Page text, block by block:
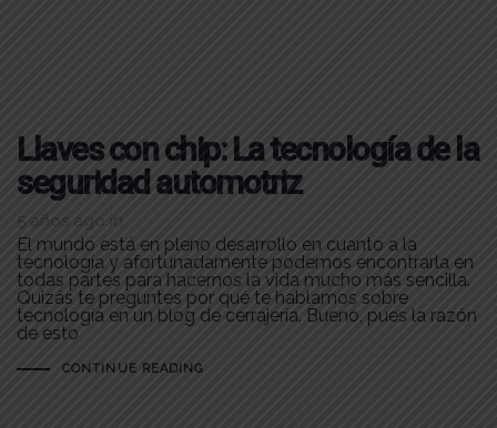
Llaves con chip: La tecnología de la
seguridad automotriz
5 años ago in
El mundo está en pleno desarrollo en cuanto a la
tecnología y afortunadamente podemos encontrarla en
todas partes para hacernos la vida mucho más sencilla.
Quizás te preguntes por qué te hablamos sobre
tecnología en un blog de cerrajería. Bueno, pues la razón
de esto
CONTINUE READING